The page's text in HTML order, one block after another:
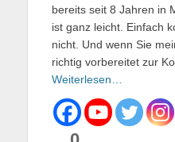
bereits seit 8 Jahren in
ist ganz leicht. Einfach
nicht. Und wenn Sie
richtig vorbereitet zur
Weiterlesen…